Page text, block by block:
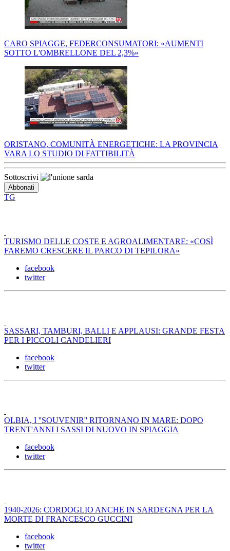
CARO SPIAGGE, FEDERCONSUMATORI: «AUMENTI
SOTTO L'OMBRELLONE DEL 2,3%»
ORISTANO, COMUNITÀ ENERGETICHE: LA PROVINCIA
VARA LO STUDIO DI FATTIBILITÀ
Sottoscrivi
TG
TURISMO DELLE COSTE E AGROALIMENTARE: «COSÌ
FAREMO CRESCERE IL PARCO DI TEPILORA»
facebook
twitter
SASSARI, TAMBURI, BALLI E APPLAUSI: GRANDE FESTA
PER I PICCOLI CANDELIERI
facebook
twitter
OLBIA, I ''SOUVENIR'' RITORNANO IN MARE: DOPO
TRENT'ANNI I SASSI DI NUOVO IN SPIAGGIA
facebook
twitter
1940-2026: CORDOGLIO ANCHE IN SARDEGNA PER LA
MORTE DI FRANCESCO GUCCINI
facebook
twitter